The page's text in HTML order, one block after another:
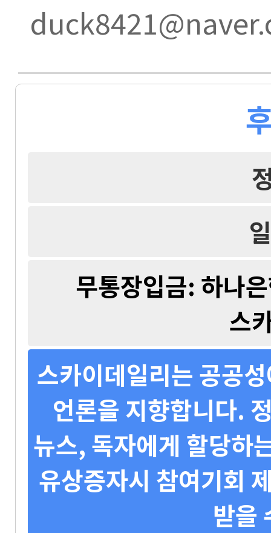
무통장입금: 하나
스
스카이데일리는 공공
언론을 지향합니다.
뉴스, 독자에게 할당하
유상증자시 참여기회
받을